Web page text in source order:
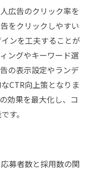
広告のクリック率を
をクリックしやすい
ンを工夫することが
ングやキーワード選
の表示設定やランデ
CTR向上策となりま
効果を最大化し、コ
す。
募者数と採用数の関